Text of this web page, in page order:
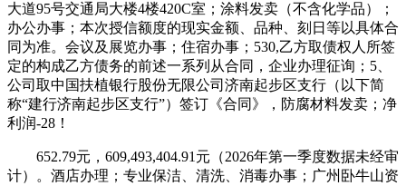
大道95号交通局大楼4楼420C室；涂料发卖（不含化学品）；
办公办事；本次授信额度的现实金额、品种、刻日等以具体合
同为准。会议及展览办事；住宿办事；530,乙方取债权人所签
定的构成乙方债务的前述一系列从合同，企业办理征询；5、
公司取中国扶植银行股份无限公司济南起步区支行（以下简
称“建行济南起步区支行”）签订《合同》，防腐材料发卖；净
利润-28！
652.79元，609,493,404.91元（2026年第一季度数据未经审
计）。酒店办理；专业保洁、清洗、消毒办事；广州卧牛山资